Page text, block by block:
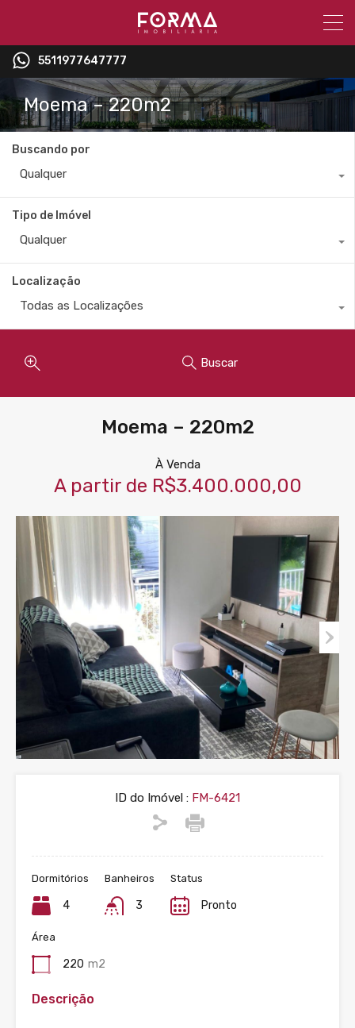
5511977647777
Moema – 220m2
Buscando por
Qualquer
Tipo de Imóvel
Qualquer
Localização
Todas as Localizações
Buscar
Moema – 220m2
À Venda
A partir de R$3.400.000,00
ID do Imóvel : FM-6421
Dormitórios
4
Banheiros
3
Status
Pronto
Área
220 m2
Descrição